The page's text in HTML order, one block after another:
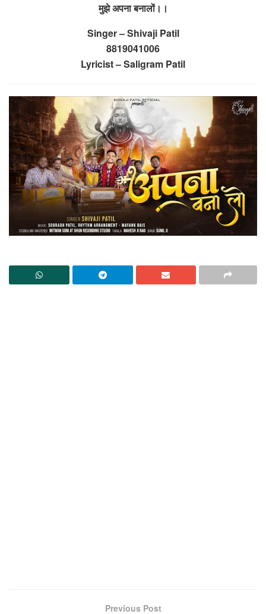
मुझे अपना बनालों।।
Singer – Shivaji Patil
8819041006
Lyricist – Saligram Patil
Previous Post